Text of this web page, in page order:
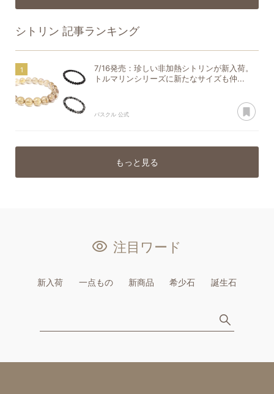
シトリン 記事ランキング
7/16発売：珍しい非加熱シトリンが新入荷。
トルマリンシリーズに新たなサイズも仲...
パスクル 公式
もっと見る
注目ワード
新入荷 一点もの 新商品 希少石 誕生石